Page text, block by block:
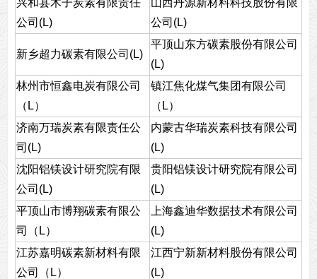
兴和县木子炭素有限责任
公司(L)
山西丹源新材料科技股份有限
公司(L)
新乡超力碳素有限公司(L)
平顶山东方碳素股份有限公司
(L)
林州市恒鑫电炭有限公司
（L）
镇江焦化煤气集团有限公司
（L）
济南万瑞炭素有限责任公
司(L)
内蒙古华瑞炭素科技有限公司
(L)
沈阳铝镁设计研究院有限
公司(L)
贵阳铝镁设计研究院有限公司
(L)
平顶山市博翔碳素有限公
司（L）
上海鑫迪华数据技术有限公司
(L)
江苏嘉明碳素新材料有限
公司（L）
江西宁新新材料股份有限公司
(L)